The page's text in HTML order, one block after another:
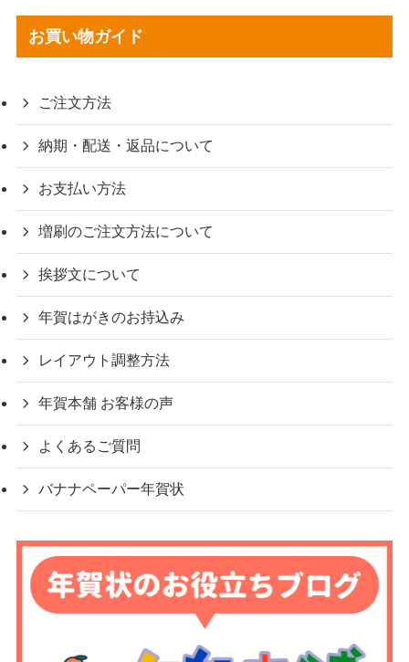
お買い物ガイド
ご注文方法
納期・配送・返品について
お支払い方法
増刷のご注文方法について
挨拶文について
年賀はがきのお持込み
レイアウト調整方法
年賀本舗 お客様の声
よくあるご質問
バナナペーパー年賀状